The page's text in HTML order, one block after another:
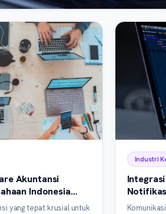
Akuntansi
Indonesia
yang tepat krusial untuk
Industri
SIMRS